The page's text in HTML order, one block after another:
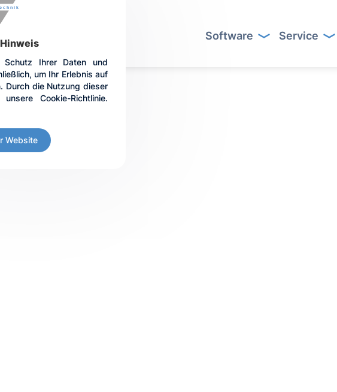
Software
Button Text Button Text
Service
Ihrer Daten und
um Ihr Erlebnis auf
Durch die Nutzung dieser
Cookie-Richtlinie.
Website